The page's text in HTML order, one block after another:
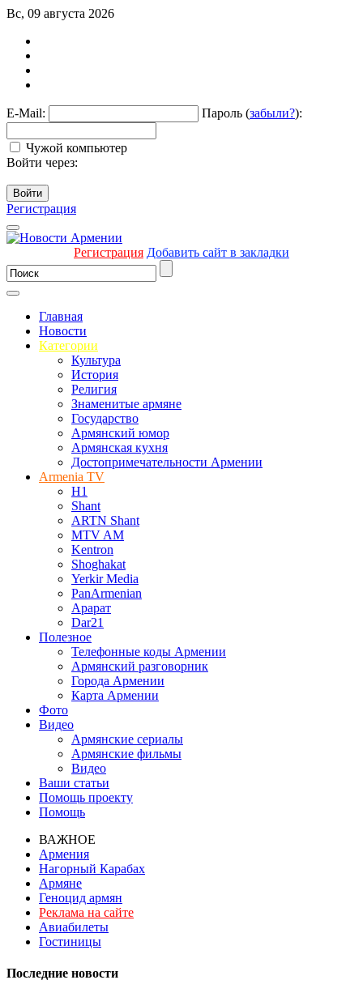
Вс, 09 августа 2026
E-Mail: Пароль (забыли?):
Чужой компьютер
Войти через:
Войти
Регистрация
Регистрация Добавить сайт в закладки
Главная
Новости
Категории
Культура
История
Религия
Знаменитые армяне
Государство
Армянский юмор
Армянская кухня
Достопримечательности Армении
Armenia TV
H1
Shant
ARTN Shant
MTV AM
Kentron
Shoghakat
Yerkir Media
PanArmenian
Арарат
Dar21
Полезное
Телефонные коды Армении
Армянский разговорник
Города Армении
Карта Армении
Фото
Видео
Армянские сериалы
Армянские фильмы
Видео
Ваши статьи
Помощь проекту
Помощь
ВАЖНОЕ
Армения
Нагорный Карабах
Армяне
Геноцид армян
Реклама на сайте
Авиабилеты
Гостиницы
Последние новости